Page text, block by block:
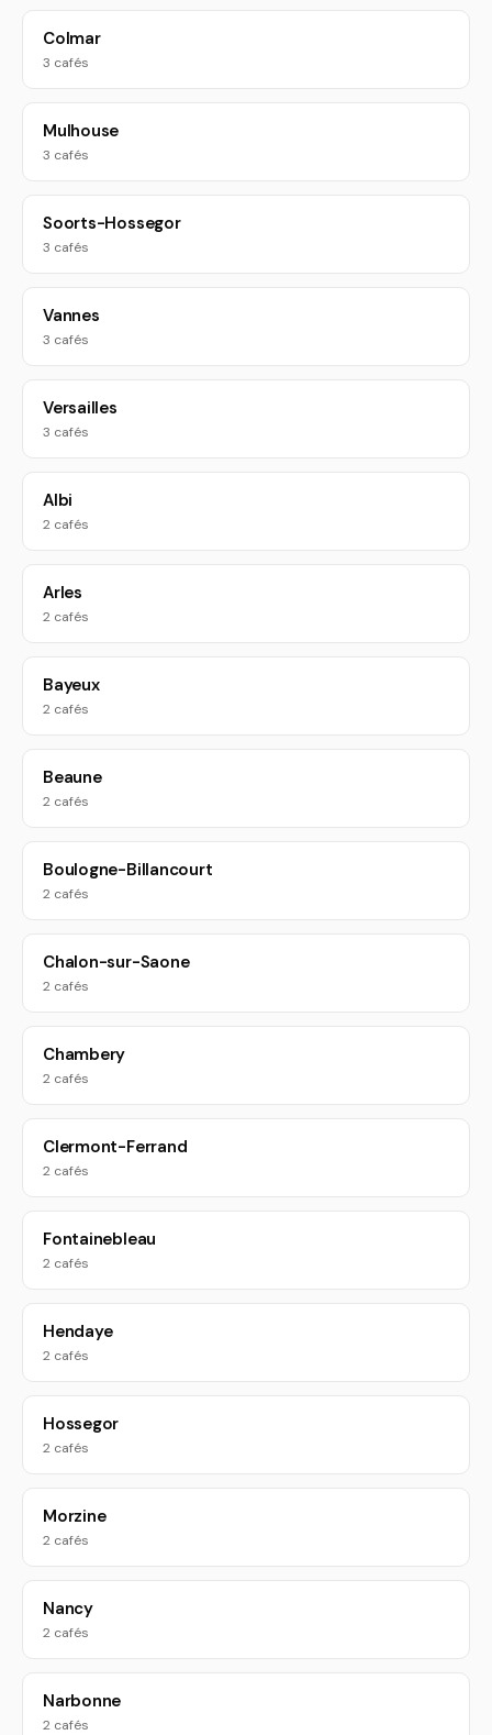
Colmar
3 cafés
Mulhouse
3 cafés
Soorts-Hossegor
3 cafés
Vannes
3 cafés
Versailles
3 cafés
Albi
2 cafés
Arles
2 cafés
Bayeux
2 cafés
Beaune
2 cafés
Boulogne-Billancourt
2 cafés
Chalon-sur-Saone
2 cafés
Chambery
2 cafés
Clermont-Ferrand
2 cafés
Fontainebleau
2 cafés
Hendaye
2 cafés
Hossegor
2 cafés
Morzine
2 cafés
Nancy
2 cafés
Narbonne
2 cafés